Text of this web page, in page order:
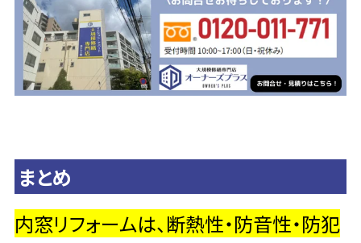
まとめ
内窓リフォームは、断熱性・防音性・防犯